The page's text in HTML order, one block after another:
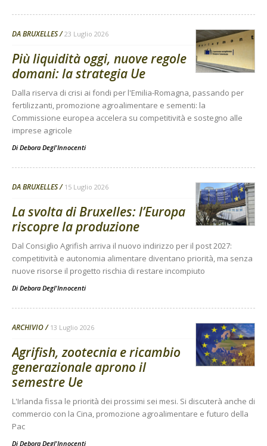
DA BRUXELLES 23 Luglio 2026
Più liquidità oggi, nuove regole
domani: la strategia Ue
Dalla riserva di crisi ai fondi per l'Emilia-Romagna, passando per
fertilizzanti, promozione agroalimentare e sementi: la
Commissione europea accelera su competitività e sostegno alle
imprese agricole
Di Debora Degl'Innocenti
DA BRUXELLES 15 Luglio 2026
La svolta di Bruxelles: l’Europa
riscopre la produzione
Dal Consiglio Agrifish arriva il nuovo indirizzo per il post 2027:
competitività e autonomia alimentare diventano priorità, ma senza
nuove risorse il progetto rischia di restare incompiuto
Di Debora Degl'Innocenti
ARCHIVIO 13 Luglio 2026
Agrifish, zootecnia e ricambio
generazionale aprono il
semestre Ue
L'Irlanda fissa le priorità dei prossimi sei mesi. Si discuterà anche di
commercio con la Cina, promozione agroalimentare e futuro della
Pac
Di Debora Degl'Innocenti